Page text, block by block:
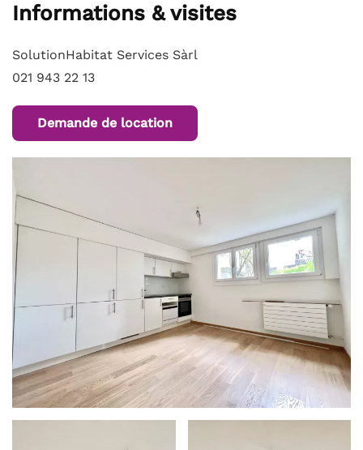
Informations & visites
SolutionHabitat Services Sàrl
021 943 22 13
Demande de location